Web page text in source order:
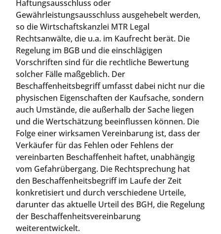
Haftungsausschluss oder
Gewährleistungsausschluss ausgehebelt werden,
so die Wirtschaftskanzlei MTR Legal
Rechtsanwälte, die u.a. im Kaufrecht berät. Die
Regelung im BGB und die einschlägigen
Vorschriften sind für die rechtliche Bewertung
solcher Fälle maßgeblich. Der
Beschaffenheitsbegriff umfasst dabei nicht nur die
physischen Eigenschaften der Kaufsache, sondern
auch Umstände, die außerhalb der Sache liegen
und die Wertschätzung beeinflussen können. Die
Folge einer wirksamen Vereinbarung ist, dass der
Verkäufer für das Fehlen oder Fehlens der
vereinbarten Beschaffenheit haftet, unabhängig
vom Gefahrübergang. Die Rechtsprechung hat
den Beschaffenheitsbegriff im Laufe der Zeit
konkretisiert und durch verschiedene Urteile,
darunter das aktuelle Urteil des BGH, die Regelung
der Beschaffenheitsvereinbarung
weiterentwickelt.